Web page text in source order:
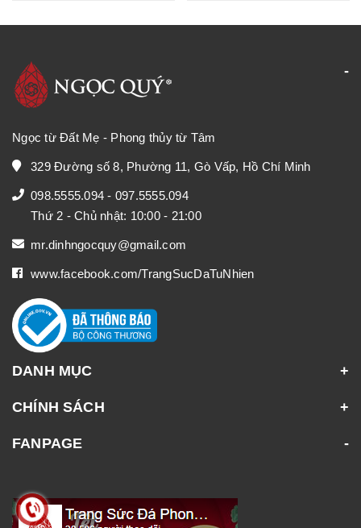
Ngọc từ Đất Mẹ - Phong thủy từ Tâm
329 Đường số 8, Phường 11, Gò Vấp, Hồ Chí Minh
098.5555.094 - 097.5555.094
Thứ 2 - Chủ nhật: 10:00 - 21:00
mr.dinhngocquy@gmail.com
www.facebook.com/TrangSucDaTuNhien
DANH MỤC
CHÍNH SÁCH
FANPAGE